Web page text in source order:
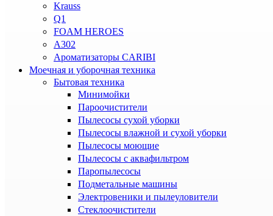
Krauss
Q1
FOAM HEROES
A302
Ароматизаторы CARIBI
Моечная и уборочная техника
Бытовая техника
Минимойки
Пароочистители
Пылесосы сухой уборки
Пылесосы влажной и сухой уборки
Пылесосы моющие
Пылесосы с аквафильтром
Паропылесосы
Подметальные машины
Электровеники и пылеуловители
Стеклоочистители